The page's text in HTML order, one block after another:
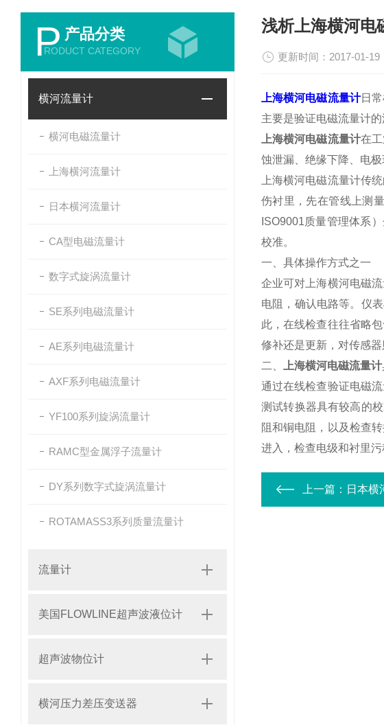
P 产品分类
RODUCT CATEGORY
横河流量计
横河电磁流量计
上海横河流量计
日本横河流量计
CA型电磁流量计
数字式旋涡流量计
SE系列电磁流量计
AE系列电磁流量计
AXF系列电磁流量计
YF100系列旋涡流量计
RAMC型金属浮子流量计
DY系列数字式旋涡流量计
ROTAMASS3系列质量流量计
流量计
美国FLOWLINE超声波液位计
超声波物位计
横河压力差压变送器
浅析上海横河电
更新时间：2017-01-
上海横河电磁流量计日
主要是验证电磁流量计
上海横河电磁流量计在
蚀泄漏、绝缘下降、电极
上海横河电磁流量计传
伤衬里，先在管线上测
ISO9001质量管理体系
校准。
一、具体操作方式之一
企业可对上海横河电磁
电阻，确认电路等。仪
此，在线检查往往省略
修补还是更新，对传感
二、
上海横河电磁流量计
通过在线检查验证电磁
测试转换器具有较高的
阻和铜电阻，以及检查
进入，检查电级和衬里
上一篇： 日本横